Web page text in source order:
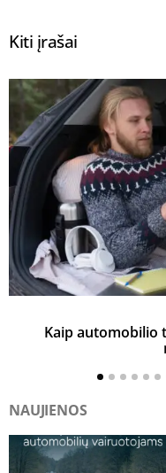
Kiti įrašai
Kaip automobilio
NAUJIENOS